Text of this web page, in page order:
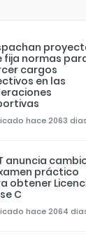
fija normas
cargos
en las
hace 2063
anuncia
práctico
obtener
C
hace 2064